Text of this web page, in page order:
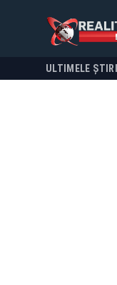
ULTIMELE ȘTIRI